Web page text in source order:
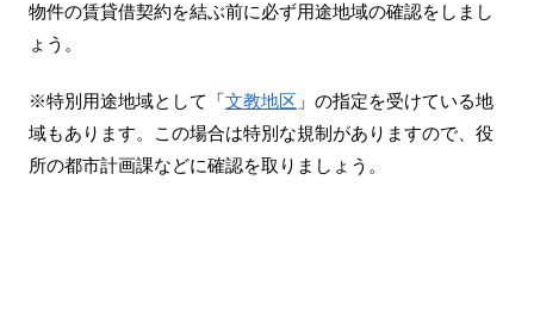
物件の賃貸借契約を結ぶ前に必ず用途地域の確認をしまし
ょう。
※特別用途地域として「文教地区 」の指定を受けている地
域もあります。この場合は特別な規制がありますので、役
所の都市計画課などに確認を取りましょう。